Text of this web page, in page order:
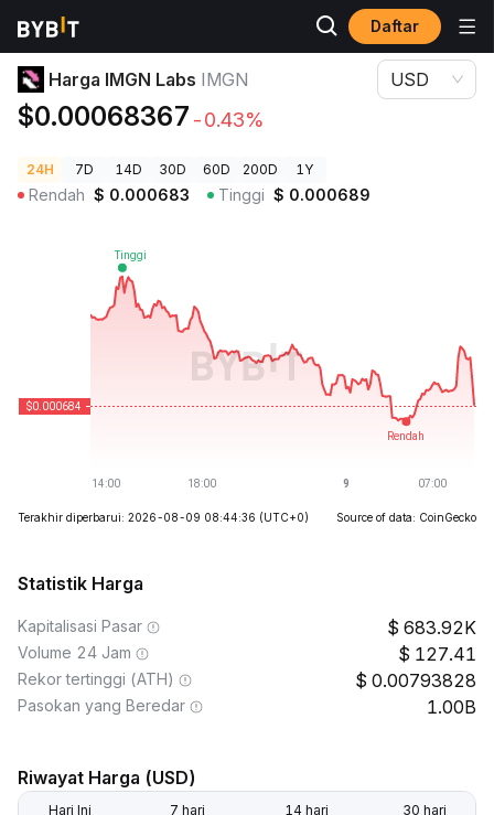
Daftar
Harga Kripto
Harga IMGN Labs IMGN
$0.00068367 -0.43%
USD
24H 7D 14D 30D 60D 200D 1Y
Rendah $ 0.000683 Tinggi $ 0.000689
Terakhir diperbarui: 2026-08-09 08:44:36 (UTC+0) Source of data: CoinGecko
Statistik Harga
Kapitalisasi Pasar 683.92K
Volume 24 Jam 127.41
Rekor tertinggi (ATH) 0.00793828
Pasokan yang Beredar 1.00B
Riwayat Harga (USD)
Hari Ini 7 hari 14 hari 30 hari